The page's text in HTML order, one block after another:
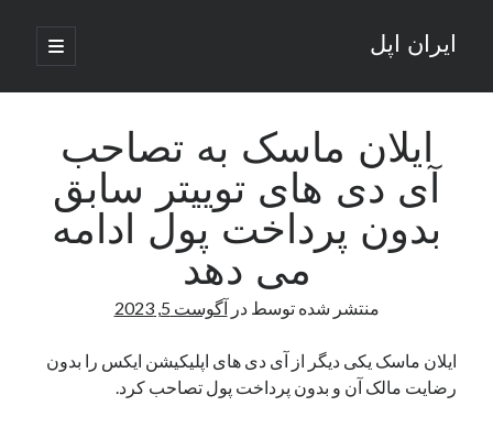
ایران اپل
باز
کردن
اصلی
نوار
کناری
جستجو
نوشته‌های تازه
راه‌های اتصال موبایل و کامپیوتر به یکدیگر: تجربه‌ای یکپارچه و کاربردی
انتقاد کاربران از اتمام زودهنگام بسته‌های اینترنت ایرانسل همزمان با شرایط
ادعای نت‌بلاکس: قطعی اینترنت ایران بیش از 120 ساعت ادامه یافت؛ اتصال
قطعی اینترنت در ایران از مرز 48 ساعت گذشت!
گوشی HMD Luma با دوربین 50 مگاپیکسل و نمایشگر 120 هرتز رونمایی شد
ایلان ماسک به تصاحب
آی دی های توییتر سابق
بدون پرداخت پول ادامه
می دهد
منتشر شده توسطدرآگوست 5, 2023
ایلان ماسک یکی دیگر از آی دی های اپلیکیشن ایکس را بدون
رضایت مالک آن و بدون پرداخت پول تصاحب کرد.